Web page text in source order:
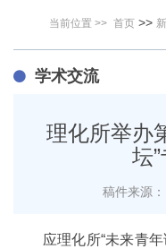
当前位置 >> 首页 >>
学术交流
理化所举办
坛
稿件来源：
应理化所“未来青